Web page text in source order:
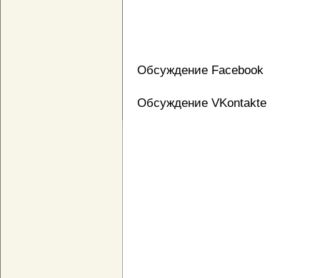
Обсуждение Facebook
Обсуждение VKontakte